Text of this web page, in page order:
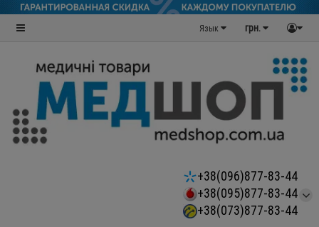
грн.
Язык
+38(096)877-83-44
+38(095)877-83-44
+38(073)877-83-44